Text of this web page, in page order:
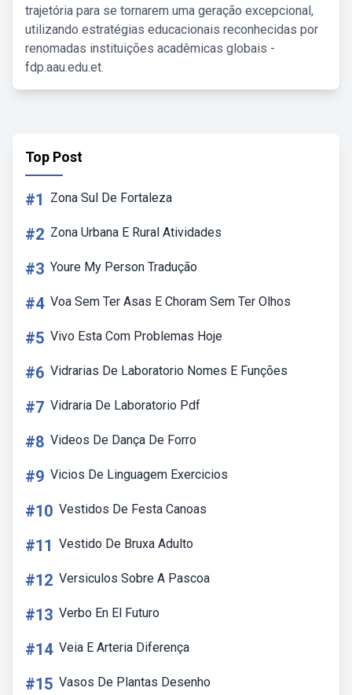
trajetória para se tornarem uma geração excepcional,
utilizando estratégias educacionais reconhecidas por
renomadas instituições acadêmicas globais -
fdp.aau.edu.et.
Top Post
#1 Zona Sul De Fortaleza
#2 Zona Urbana E Rural Atividades
#3 Youre My Person Tradução
#4 Voa Sem Ter Asas E Choram Sem Ter Olhos
#5 Vivo Esta Com Problemas Hoje
#6 Vidrarias De Laboratorio Nomes E Funções
#7 Vidraria De Laboratorio Pdf
#8 Videos De Dança De Forro
#9 Vicios De Linguagem Exercicios
#10 Vestidos De Festa Canoas
#11 Vestido De Bruxa Adulto
#12 Versiculos Sobre A Pascoa
#13 Verbo En El Futuro
#14 Veia E Arteria Diferença
#15 Vasos De Plantas Desenho